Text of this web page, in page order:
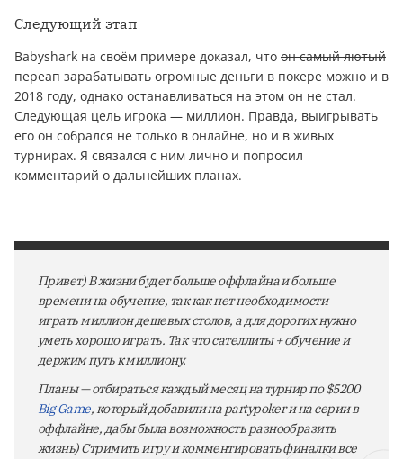
Следующий этап
Babyshark на своём примере доказал, что он самый лютый
переап зарабатывать огромные дeньги в покере можно и в
2018 году, однако останавливаться на этом он не стал.
Следующая цель игрока — миллион. Правда, выигрывать
его он собрался не только в онлайне, но и в живых
турнирах. Я связался с ним лично и попросил
комментарий о дальнейших планах.
Привет) В жизни будет больше оффлайна и больше
времени на обучение, так как нет необходимости
играть миллион дешевых столов, а для дорогих нужно
уметь хорошо играть. Так что сателлиты + обучение и
держим путь к миллиону.
Планы — отбираться каждый месяц на турнир по $5200
Big Game, который добавили на partypoker и на серии в
оффлайне, дабы была возможность разнообразить
жизнь) Стримить игру и комментировать финалки все